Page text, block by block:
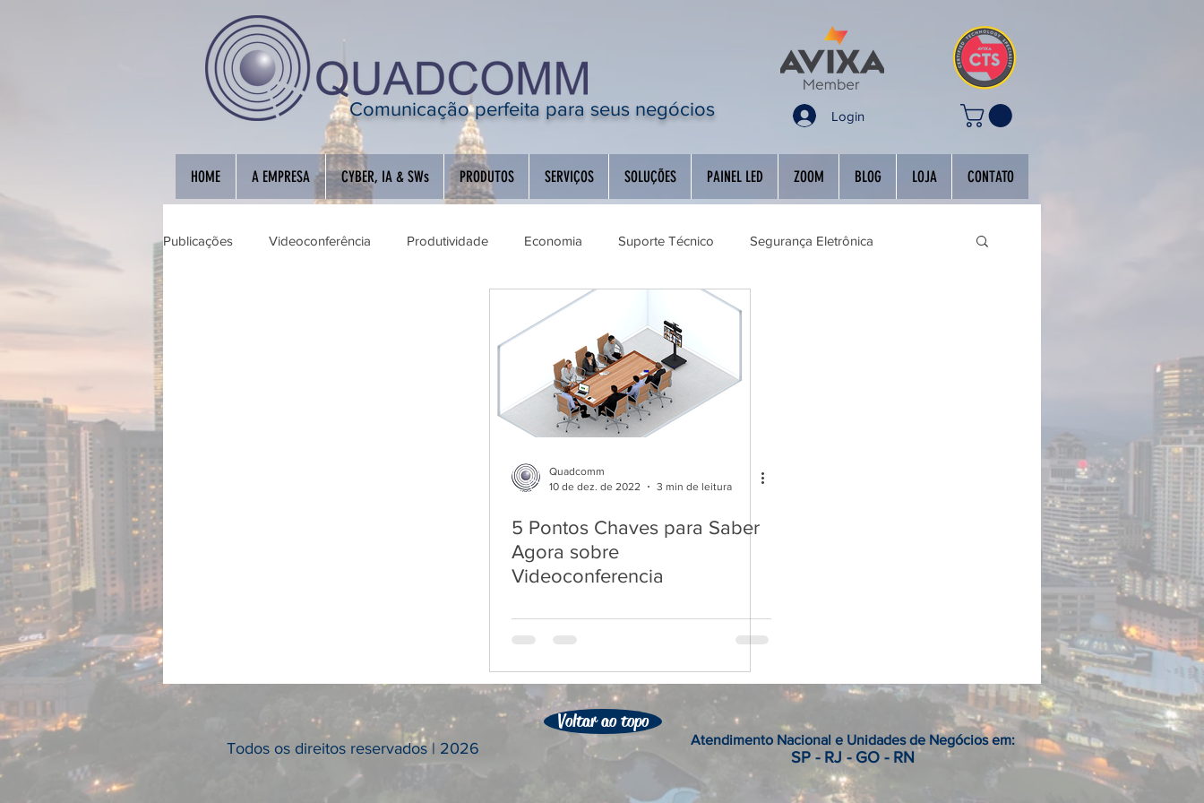
Comunicação perfeita para seus negócios Login
HOME A EMPRESA CYBER, IA & SWs PRODUTOS SERVIÇOS SOLUÇÕES PAINEL LED ZOOM BLOG LOJA CONTATO
Publicações Videoconferência Produtividade Economia Suporte Técnico Segurança Eletrônica
Descontinuados
Quadcomm
10 de dez. de 2022
3 min de leitura
5 Pontos Chaves para Saber
Agora sobre
Videoconferencia
Todos os direitos reservados | 2026
Voltar ao topo
Atendimento Nacional e Unidades de Negócios em:
SP - RJ - GO - RN